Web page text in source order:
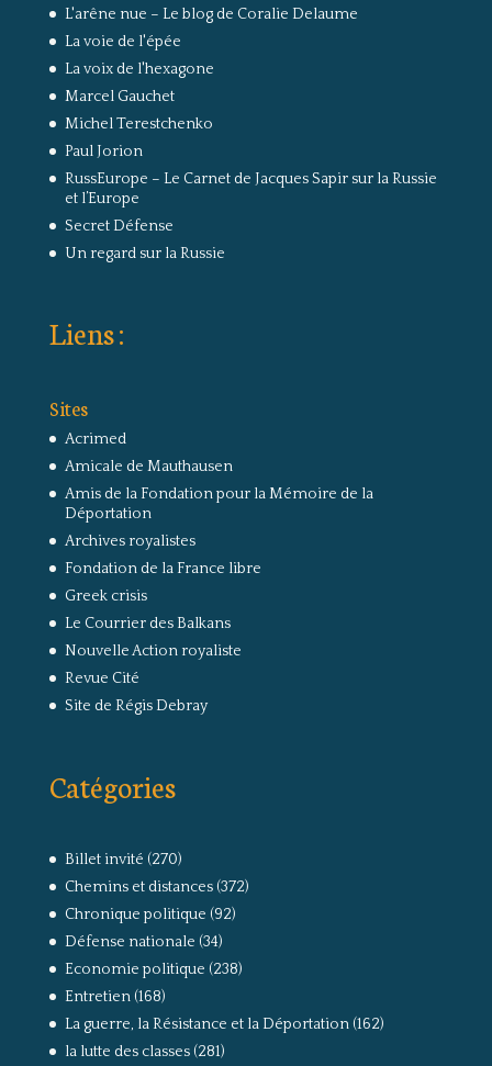
L'arêne nue – Le blog de Coralie Delaume
La voie de l'épée
La voix de l'hexagone
Marcel Gauchet
Michel Terestchenko
Paul Jorion
RussEurope – Le Carnet de Jacques Sapir sur la Russie
et l’Europe
Secret Défense
Un regard sur la Russie
Liens :
Sites
Acrimed
Amicale de Mauthausen
Amis de la Fondation pour la Mémoire de la
Déportation
Archives royalistes
Fondation de la France libre
Greek crisis
Le Courrier des Balkans
Nouvelle Action royaliste
Revue Cité
Site de Régis Debray
Catégories
Billet invité (270)
Chemins et distances(372)
Chronique politique (92)
Défense nationale (34)
Economie politique (238)
Entretien(168)
La guerre, la Résistance et la Déportation(162)
la lutte des classes(281)